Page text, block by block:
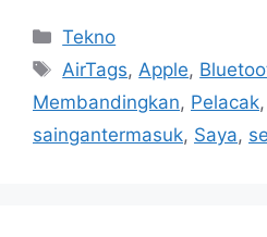
Kategori
Tekno
Tag
AirTags,Apple,
Membandingkan, Pelacak,
saingantermasuk, Saya,